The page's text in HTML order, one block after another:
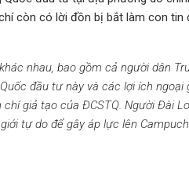
còn có lời đồn bị bắt làm con tin
nhau, bao gồm cả người dân
đầu tư này và các lợi ích ngoại
giả tạo của ĐCSTQ. Người Đài
tự do để gây áp lực lên